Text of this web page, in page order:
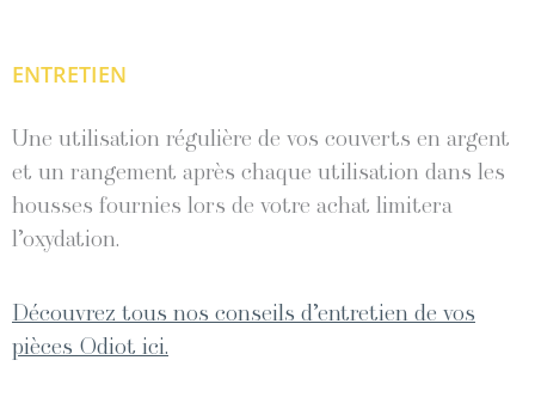
ENTRETIEN
Une utilisation régulière de vos couverts en argent
et un rangement après chaque utilisation dans les
housses fournies lors de votre achat limitera
l’oxydation.
Découvrez tous nos conseils d’entretien de vos
pièces Odiot ici.